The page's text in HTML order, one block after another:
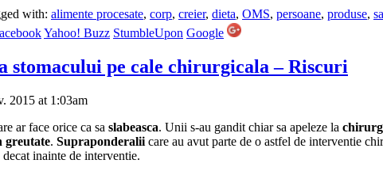
with: alimente procesate, corp, creier, dieta, OMS, persoane, produse,
Yahoo! Buzz StumbleUpon Google
stomacului pe cale chirurgicala – Riscuri
2015 at 1:03am
ar face orice ca sa slabeasca. Unii s-au gandit chiar sa apeleze la
greutate. Supraponderalii care au avut parte de o astfel de interventie
inainte de interventie.